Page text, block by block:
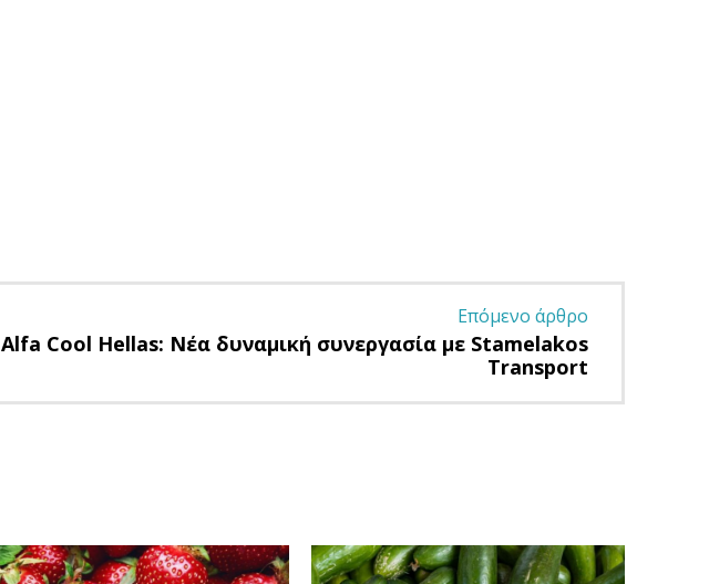
Επόμενο άρθρο
Αlfa Cool Hellas: Νέα δυναμική συνεργασία με Stamelakos
Transport